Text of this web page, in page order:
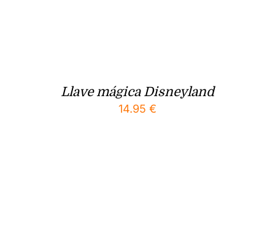
Llave mágica Disneyland
14.95 €